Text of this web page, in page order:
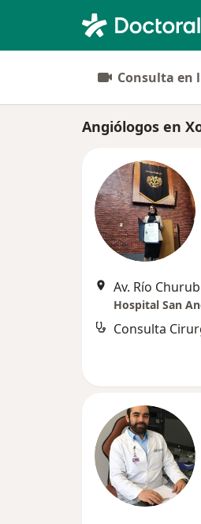
Consulta en
Angiólogos en
Hospital San
Consulta